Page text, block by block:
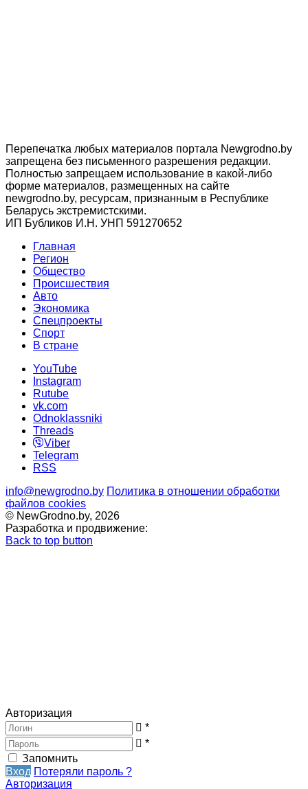
Перепечатка любых материалов портала Newgrodno.by
запрещена без письменного разрешения редакции.
Полностью запрещаем использование в какой-либо
форме материалов, размещенных на сайте
newgrodno.by, ресурсам, признанным в Республике
Беларусь экстремистскими.
ИП Бубликов И.Н. УНП 591270652
Главная
Регион
Общество
Происшествия
Авто
Экономика
Спецпроекты
Cпорт
В стране
YouTube
Instagram
Rutube
vk.com
Odnoklassniki
Threads
Viber
Telegram
RSS
info@newgrodno.by Политика в отношении обработки
файлов cookies
© NewGrodno.by, 2026
Разработка и продвижение:
Back to top button
Авторизация
*
*
Запомнить
Вход Потеряли пароль ?
Авторизация